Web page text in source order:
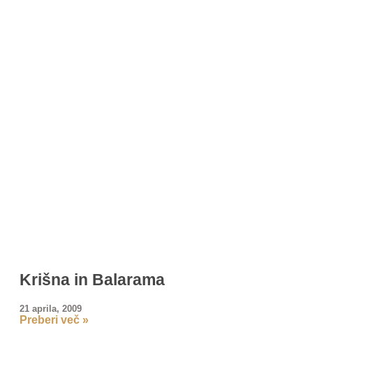
Krišna in Balarama
21 aprila, 2009
Preberi več »